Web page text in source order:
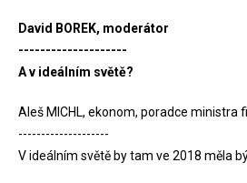
David BOREK, moderátor
--------------------
A v ideálním světě?
Aleš MICHL, ekonom, poradce ministra
--------------------
V ideálním světě by tam ve 2018 měla